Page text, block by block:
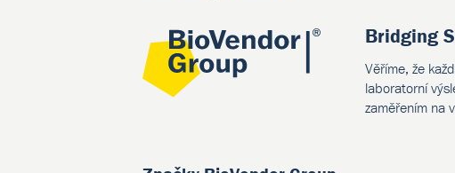
Bridging
Věříme, že
laboratorní
zaměřením na